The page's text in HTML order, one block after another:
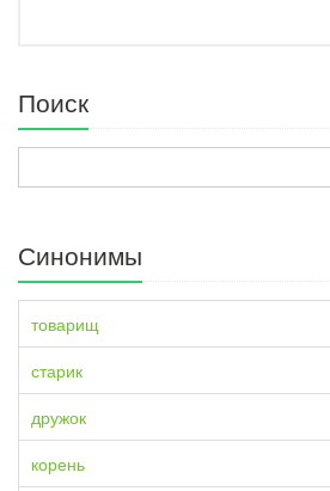
Поиск
Синонимы
товарищ
старик
дружок
корень